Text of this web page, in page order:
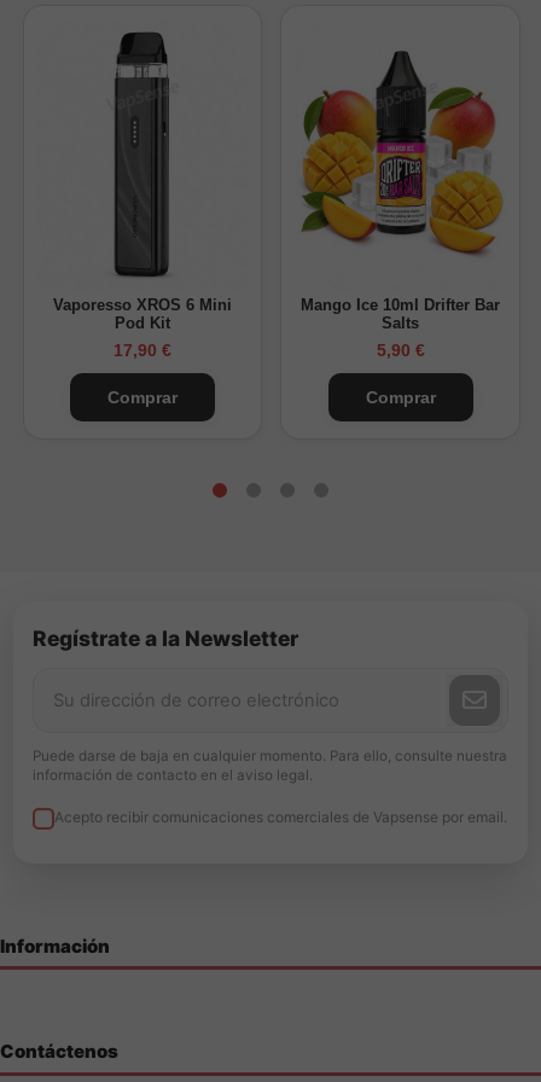
Vaporesso XROS 6 Mini
Pod Kit
17,90 €
Comprar
Mango Ice 10ml Drifter Bar
Salts
5,90 €
Comprar
Regístrate a la Newsletter
Puede darse de baja en cualquier momento. Para ello, consulte nuestra
información de contacto en el aviso legal.
Acepto recibir comunicaciones comerciales de Vapsense por email.
Información
Contáctenos